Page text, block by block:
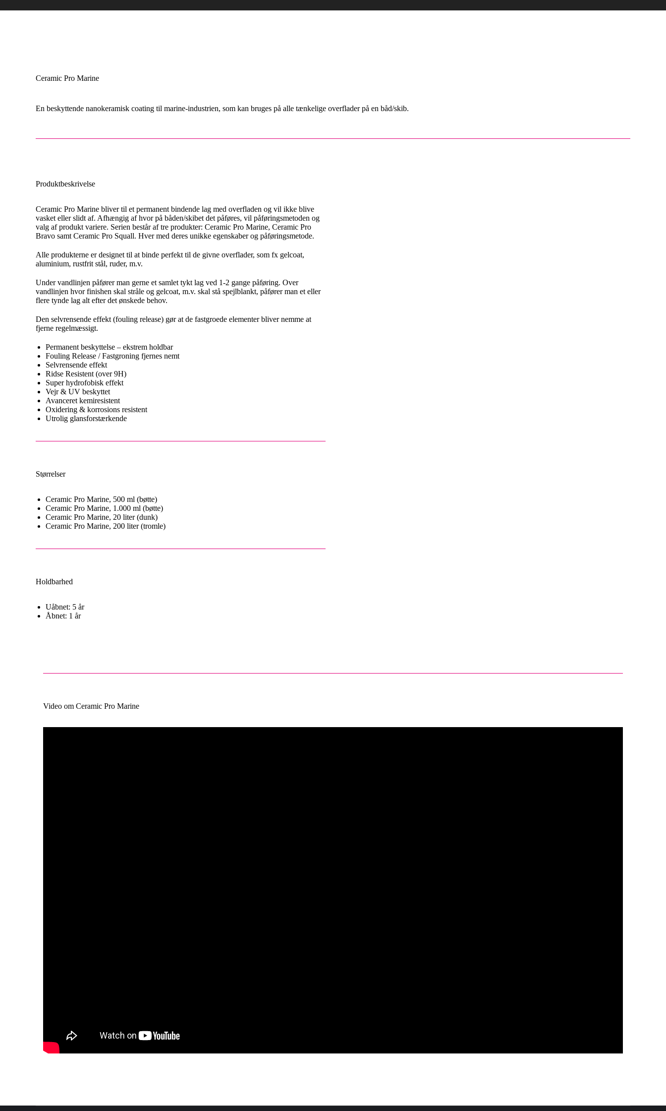
Ceramic Pro Marine
En beskyttende nanokeramisk coating til marine-industrien, som kan bruges på alle tænkelige overflader på en båd/skib.
Produktbeskrivelse
Ceramic Pro Marine bliver til et permanent bindende lag med overfladen og vil ikke blive
vasket eller slidt af. Afhængig af hvor på båden/skibet det påføres, vil påføringsmetoden og
valg af produkt variere. Serien består af tre produkter: Ceramic Pro Marine, Ceramic Pro
Bravo samt Ceramic Pro Squall. Hver med deres unikke egenskaber og påføringsmetode.
Alle produkterne er designet til at binde perfekt til de givne overflader, som fx gelcoat,
aluminium, rustfrit stål, ruder, m.v.
Under vandlinjen påfører man gerne et samlet tykt lag ved 1-2 gange påføring. Over
vandlinjen hvor finishen skal stråle og gelcoat, m.v. skal stå spejlblankt, påfører man et eller
flere tynde lag alt efter det ønskede behov.
Den selvrensende effekt (fouling release) gør at de fastgroede elementer bliver nemme at
fjerne regelmæssigt.
Permanent beskyttelse – ekstrem holdbar
Fouling Release / Fastgroning fjernes nemt
Selvrensende effekt
Ridse Resistent (over 9H)
Super hydrofobisk effekt
Vejr & UV beskyttet
Avanceret kemiresistent
Oxidering & korrosions resistent
Utrolig glansforstærkende
Størrelser
Ceramic Pro Marine, 500 ml (bøtte)
Ceramic Pro Marine, 1.000 ml (bøtte)
Ceramic Pro Marine, 20 liter (dunk)
Ceramic Pro Marine, 200 liter (tromle)
Holdbarhed
Uåbnet: 5 år
Åbnet: 1 år
Video om Ceramic Pro Marine